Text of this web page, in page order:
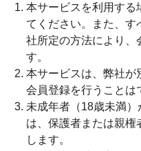
本サービスを利用する
てください。また、す
社所定の方法により、
す。
本サービスは、弊社が
会員登録を行うことは
未成年者（18歳未満
は、保護者または親権
します。